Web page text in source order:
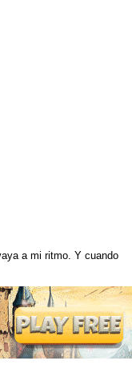
a mi ritmo. Y cuando